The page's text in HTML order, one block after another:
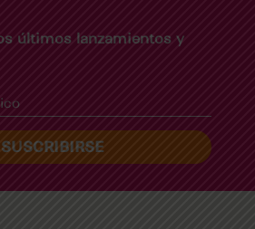
últimos lanzamientos y
SUSCRIBIRSE